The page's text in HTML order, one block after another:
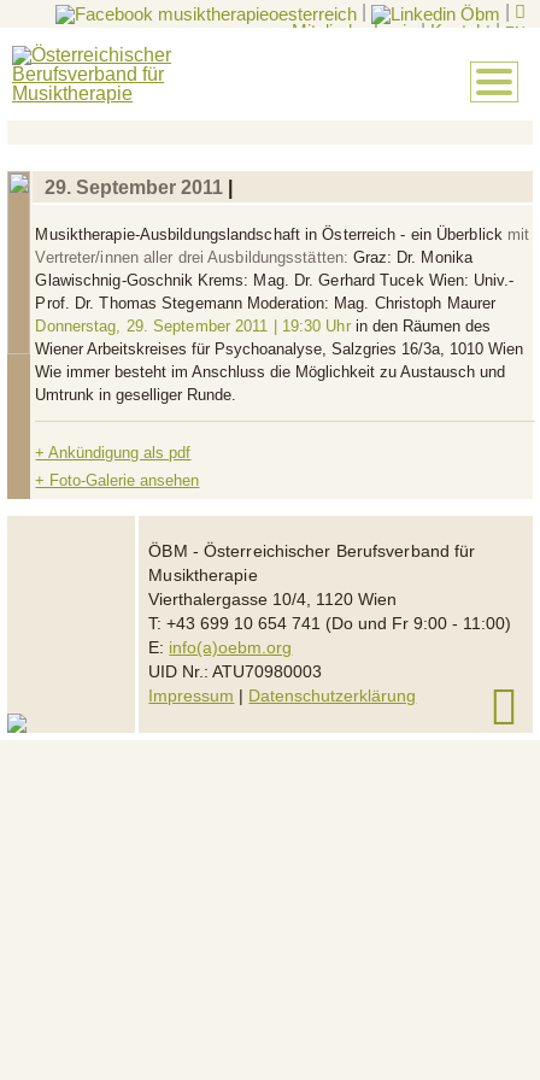
Mitglieder-Login
| Kontakt | EN
29. September 2011
Musiktherapie-Ausbildungslandschaft in Österreich - ein Überblick mit
Vertreter/innen aller drei Ausbildungsstätten: Graz: Dr. Monika
Glawischnig‐Goschnik Krems: Mag. Dr. Gerhard TucekWien: Univ.‐
Prof. Dr. Thomas Stegemann Moderation: Mag. Christoph Maurer
Donnerstag, 29. September 2011 | 19:30 Uhr in den Räumen des
Wiener Arbeitskreises für Psychoanalyse, Salzgries 16/3a, 1010 Wien
Wie immer besteht im Anschluss die Möglichkeit zu Austausch und
Umtrunk in geselliger Runde.
+ Ankündigung als pdf
+ Foto-Galerie ansehen
ÖBM - Österreichischer Berufsverband für
Musiktherapie
Vierthalergasse 10/4, 1120 Wien
T: +43 699 10 654 741 (Do und Fr 9:00 - 11:00)
E: info(a)oebm.org
UID Nr.: ATU70980003
Impressum
Datenschutzerklärung